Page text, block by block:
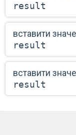
result
вставити
result
вставити
result